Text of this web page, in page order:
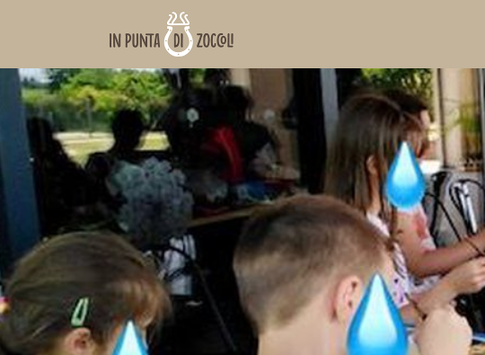
www.inpuntadizoccoli.it